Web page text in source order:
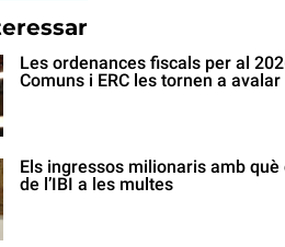
Les ordenances fiscals per al
Comuns i ERC les tornen a avalar
Els ingressos milionaris amb
de l’IBI a les multes